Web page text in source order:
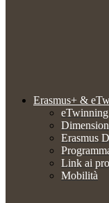
Erasmus+ &
Erasmus
Link ai
Mobilità